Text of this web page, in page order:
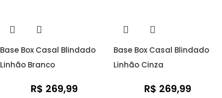
Base Box Casal Blindado
Linhão Branco
R$ 269,99
Base Box Casal Blindado
Linhão Cinza
R$ 269,99